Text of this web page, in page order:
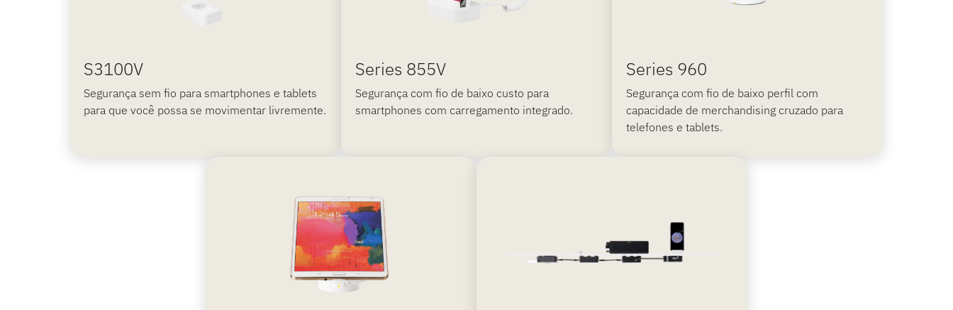
S3100V
Segurança sem fio para smartphones e tablets
para que você possa se movimentar livremente.
Series 855V
Segurança com fio de baixo custo para
smartphones com carregamento integrado.
Series 960
Segurança com fio de baixo perfil com
capacidade de merchandising cruzado para
telefones e tablets.